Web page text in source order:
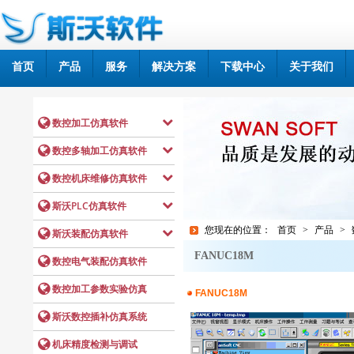
首页 产品 服务 解决方案 下载中心 关于我们
您现在的位置： 首页 > 产品 >
FANUC18M
FANUC18M